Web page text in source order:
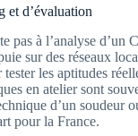
et d’évaluation
pas à l’analyse d’un
sur des réseaux
les aptitudes
en atelier sont
d’un soudeur
pour la France.